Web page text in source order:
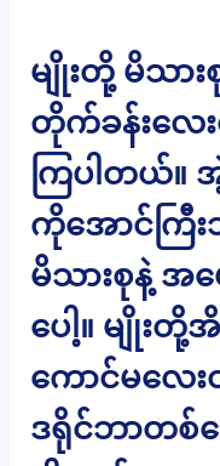
မျိုးတို့ မိသာ
တိုက်ခန်းလေး
ကြပါတယ်။
ကိုအောင်ကြီ
မိသားစုနဲ့ အ
ပေါ့။ မျိုး
ကောင်မလေ
ဒရိုင်ဘာတစ်